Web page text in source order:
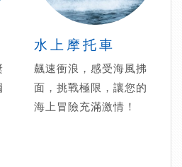
水上摩托車
飆速衝浪，感受海風拂
面，挑戰極限，讓您的
海上冒險充滿激情！